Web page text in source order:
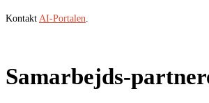
Kontakt AI-Portalen.
Samarbejds-